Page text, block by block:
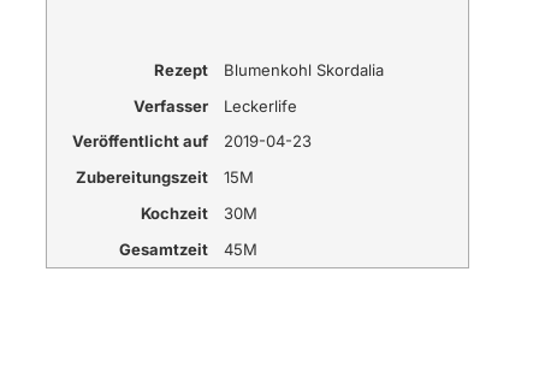
Rezept
Blumenkohl Skordalia
Verfasser
Leckerlife
Veröffentlicht auf
2019-04-23
Zubereitungszeit
15M
Kochzeit
30M
Gesamtzeit
45M